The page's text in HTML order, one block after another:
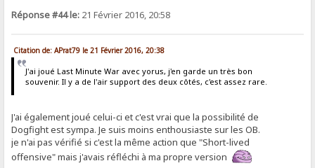
Réponse #44 le: 21 Février 2016, 20:58
Citation de: APrat79 le 21 Février 2016, 20:38
J'ai joué Last Minute War avec yorus, j'en garde un très bon
souvenir. Il y a de l'air support des deux côtés, c'est assez rare.
J'ai également joué celui-ci et c'est vrai que la possibilité de
Dogfight est sympa. Je suis moins enthousiaste sur les OB.
je n'ai pas vérifié si c'est la même action que "Short-lived
offensive" mais j'avais réfléchi à ma propre version